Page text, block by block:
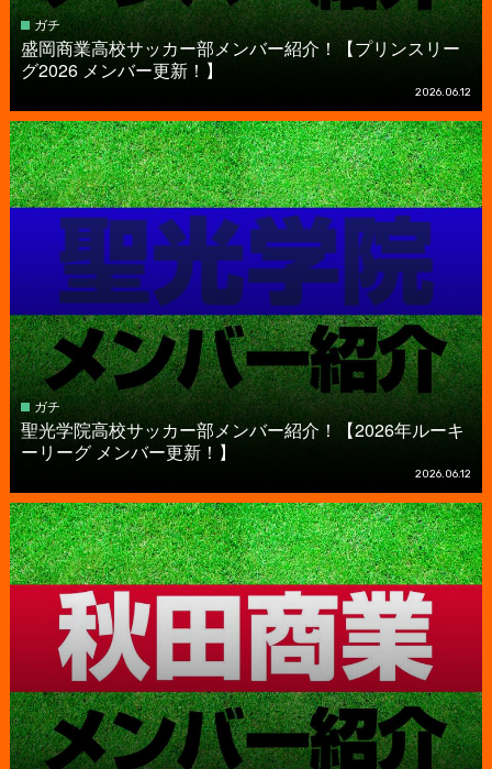
ガチ
盛岡商業高校サッカー部メンバー紹介！【プリンスリー
グ2026 メンバー更新！】
2026.06.12
ガチ
聖光学院高校サッカー部メンバー紹介！【2026年ルーキ
ーリーグ メンバー更新！】
2026.06.12